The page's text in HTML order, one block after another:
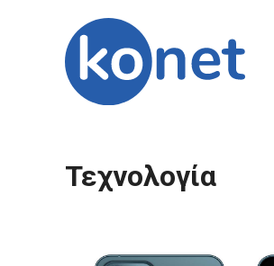
περιεχόμενο
Τεχνολογία